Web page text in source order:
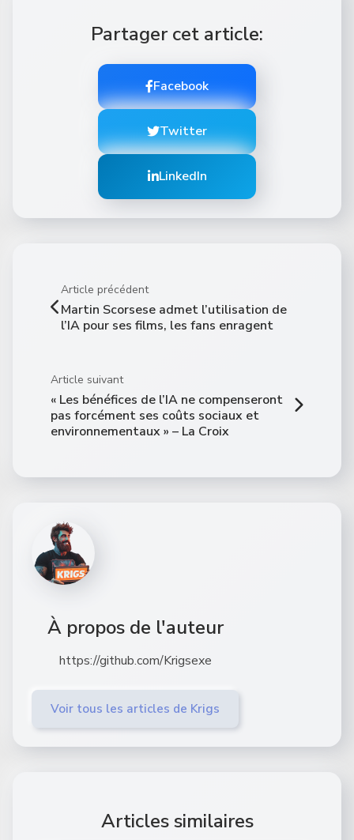
Partager cet article:
Facebook
Twitter
LinkedIn
Article précédent
Martin Scorsese admet l’utilisation de
l’IA pour ses films, les fans enragent
Article suivant
« Les bénéfices de l’IA ne compenseront
pas forcément ses coûts sociaux et
environnementaux » – La Croix
À propos de l'auteur
https://github.com/Krigsexe
Voir tous les articles de Krigs
Articles similaires